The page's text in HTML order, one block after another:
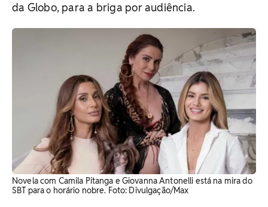
da Globo, para a briga por audiência.
Novela com Camila Pitanga e Giovanna Antonelli está na mira do
SBT para o horário nobre. Foto: Divulgação/Max